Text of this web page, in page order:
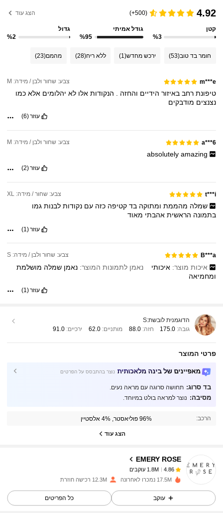
4.92
(500+) הצג עוד
קטן
%3
גודל אמיתי
%95
גדול
%2
חומר בד טוב(53) ירכש מחדש(1) ללא ריח(28) מהמם(23)
m***e צבע: שחור ולבן / מידה: M
טיפונתרחבבאיזור הידיים והחזה . הנקודותאלולא יהלומיםאלאכמו
נצנצים מודבקים
עוזר(6)
a***6 צבע: שחור ולבן / מידה: M
absolutelyamazing
עוזר(2)
t***i צבע: שחור / מידה: XL
שמלה מהממת ומתוקה בד קטיפה כזה עם נקודות לבנות גמו
בתמונה הראשיתאהבתי מאוד
עוזר(1)
B***a צבע: שחור ולבן / מידה: S
איכות מוצר: איכותי נאמן לתמונות המוצר: נאמן שמלה מושלמת
ומחמיאה
עוזר(1)
הדוגמנית לובשת:S
גובה: 175.0 חזה:88.0 מותניים: 62.0 ירכיים: 91.0
פרטי המוצר
מאפיינים של בינה מלאכותית נוצר בהתבסס על הפרטים
בד סרוג: תחושה סרוגה עם מראה נעים.
מסיבה: נוצר למראה בולט במיוחד.
הרכב: 96% פוליאסטר, 4% אלסטיין
הצג עוד
EMERY ROSE
4.86 1.8M עוקבים
4.86
1.8M עוקבים
o***a שילםלפני יום אחד
4.86
17.5M נמכרו לאחרונה 12.3M רכישה חוזרת
עוקב כל הפריטים